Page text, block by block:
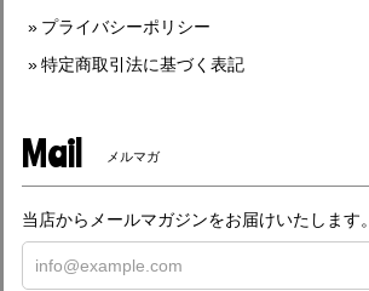
プライバシーポリシー
特定商取引法に基づく表記
Mail メルマガ
当店からメールマガジンをお届けいたします。